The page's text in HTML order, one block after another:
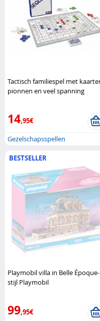
Tactisch familiespel met
pionnen en veel spanning
14,95€
Gezelschapsspellen
BESTSELLER
Playmobil villa in Belle Époque-
stijl Playmobil
99,95€